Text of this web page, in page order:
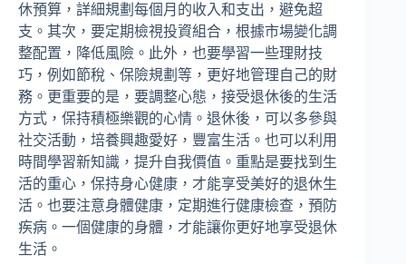
休預算，詳細規劃每個月的收入和支出，避免超
支。其次，要定期檢視投資組合，根據市場變化調
整配置，降低風險。此外，也要學習一些理財技
巧，例如節稅、保險規劃等，更好地管理自己的財
務。更重要的是，要調整心態，接受退休後的生活
方式，保持積極樂觀的心情。退休後，可以多參與
社交活動，培養興趣愛好，豐富生活。也可以利用
時間學習新知識，提升自我價值。重點是要找到生
活的重心，保持身心健康，才能享受美好的退休生
活。也要注意身體健康，定期進行健康檢查，預防
疾病。一個健康的身體，才能讓你更好地享受退休
生活。